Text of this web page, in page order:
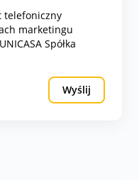
telefoniczny
marketingu
Spółka
Wyślij